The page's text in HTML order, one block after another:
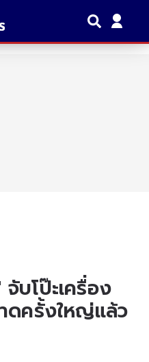
บโป๊ะเครื่อง
ดครั้งใหญ่แล้ว